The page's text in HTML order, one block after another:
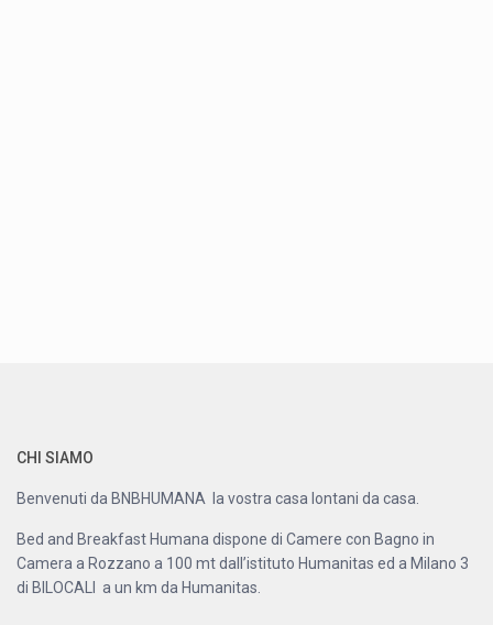
CHI SIAMO
Benvenuti da BNBHUMANA la vostra casa lontani da casa.
Bed and Breakfast Humana dispone di Camere con Bagno in
Camera a Rozzano a 100 mt dall’istituto Humanitas ed a Milano 3
di BILOCALI a un km da Humanitas.